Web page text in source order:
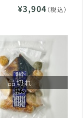
¥3,904 （税込）
品切れ